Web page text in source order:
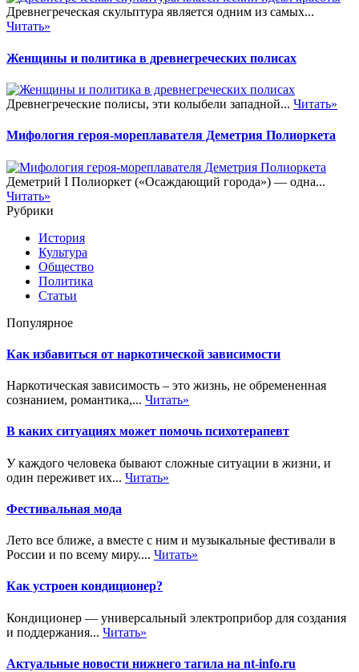
Древнегреческая скульптура является одним из самых...
Читать»
Женщины и политика в древнегреческих полисах
Древнегреческие полисы, эти колыбели западной... Читать»
Мифология героя-мореплавателя Деметрия Полиоркета
Деметрий I Полиоркет («Осаждающий города») — одна...
Читать»
Рубрики
История
Культура
Общество
Политика
Статьи
Популярное
Как избавиться от наркотической зависимости
Наркотическая зависимость – это жизнь, не обремененная
сознанием, романтика,... Читать»
В каких ситуациях может помочь психотерапевт
У каждого человека бывают сложные ситуации в жизни, и
один переживет их... Читать»
Фестивальная мода
Лето все ближе, а вместе с ним и музыкальные фестивали в
России и по всему миру.... Читать»
Как устроен кондиционер?
Кондиционер — универсальный электроприбор для создания
и поддержания... Читать»
Актуальные новости нижнего тагила на nt-info.ru